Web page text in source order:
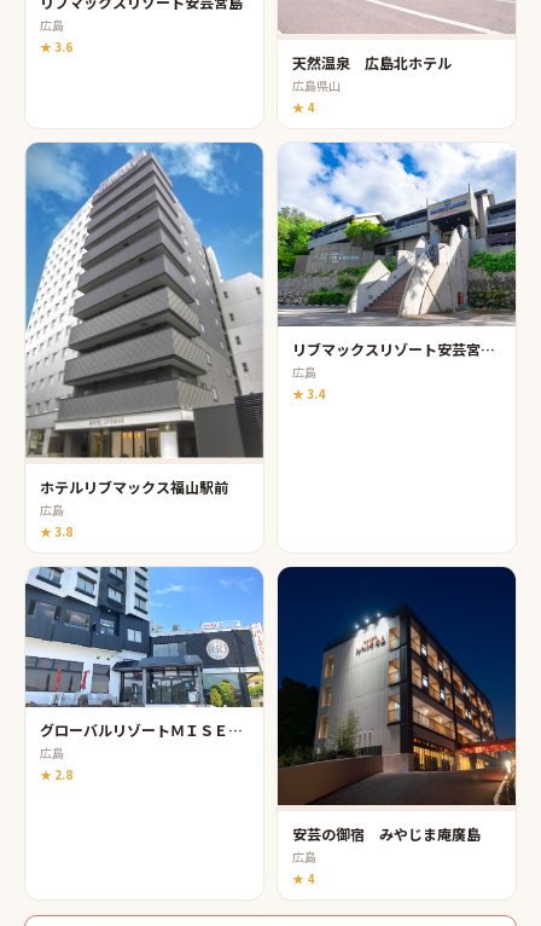
広島
★3.6
天然温泉 広島北ホテル
広島県山
★ 4
ホテルリブマックス福山駅前
広島
★3.8
リブマックスリゾート安芸宮浜温泉
広島
★3.4
グローバルリゾートＭＩＳＥＮ弥山
広島
★ 2.8
安芸の御宿 みやじま庵廣島
広島
★ 4